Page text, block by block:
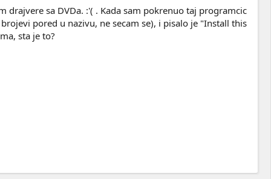
sa DVDa. :'( . Kada sam pokrenuo taj programcic
pored u nazivu, ne secam se), i pisalo je "Install this
sta je to?